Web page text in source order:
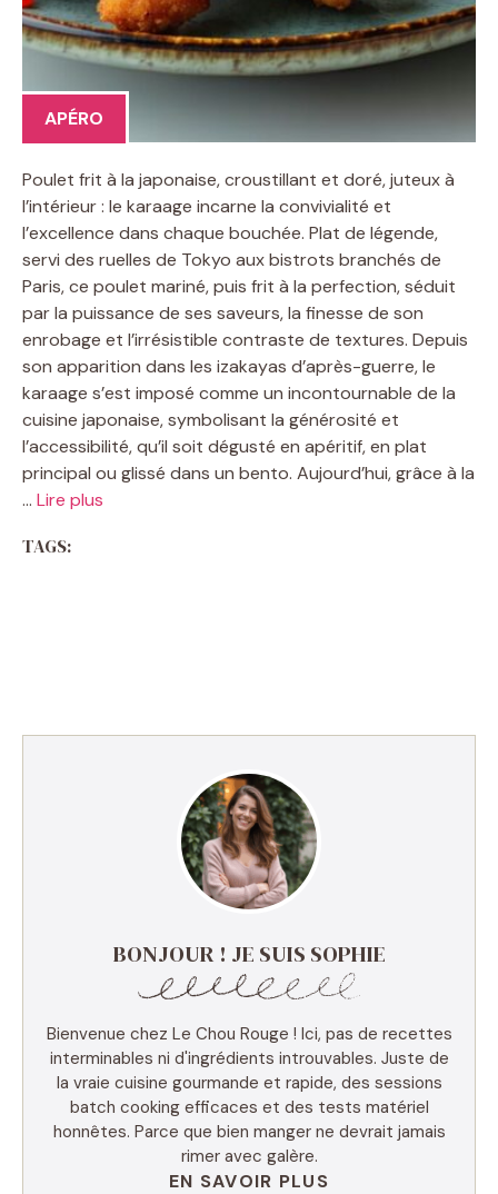
APÉRO
Poulet frit à la japonaise, croustillant et doré, juteux à
l’intérieur : le karaage incarne la convivialité et
l’excellence dans chaque bouchée. Plat de légende,
servi des ruelles de Tokyo aux bistrots branchés de
Paris, ce poulet mariné, puis frit à la perfection, séduit
par la puissance de ses saveurs, la finesse de son
enrobage et l’irrésistible contraste de textures. Depuis
son apparition dans les izakayas d’après-guerre, le
karaage s’est imposé comme un incontournable de la
cuisine japonaise, symbolisant la générosité et
l’accessibilité, qu’il soit dégusté en apéritif, en plat
principal ou glissé dans un bento. Aujourd’hui, grâce à la
… Lire plus
TAGS:
BONJOUR ! JE SUIS SOPHIE
Bienvenue chez Le Chou Rouge ! Ici, pas de recettes
interminables ni d'ingrédients introuvables. Juste de
la vraie cuisine gourmande et rapide, des sessions
batch cooking efficaces et des tests matériel
honnêtes. Parce que bien manger ne devrait jamais
rimer avec galère.
EN SAVOIR PLUS